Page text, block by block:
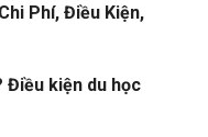
Phí, Điều Kiện,
Điều kiện du học